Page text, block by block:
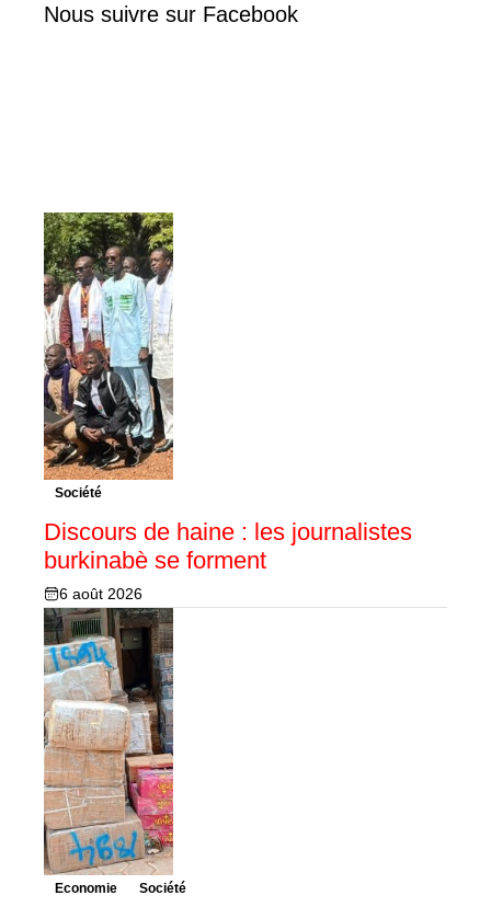
Nous suivre sur Facebook
Société
Discours de haine : les journalistes
burkinabè se forment
6 août 2026
Economie Société